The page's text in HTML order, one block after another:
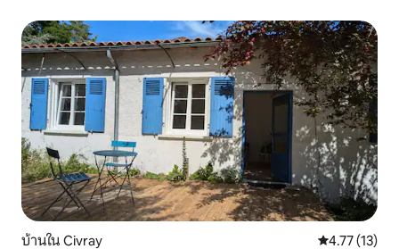
บ้านใน Civray คะแนนเฉลี่ย
4.77 (13)